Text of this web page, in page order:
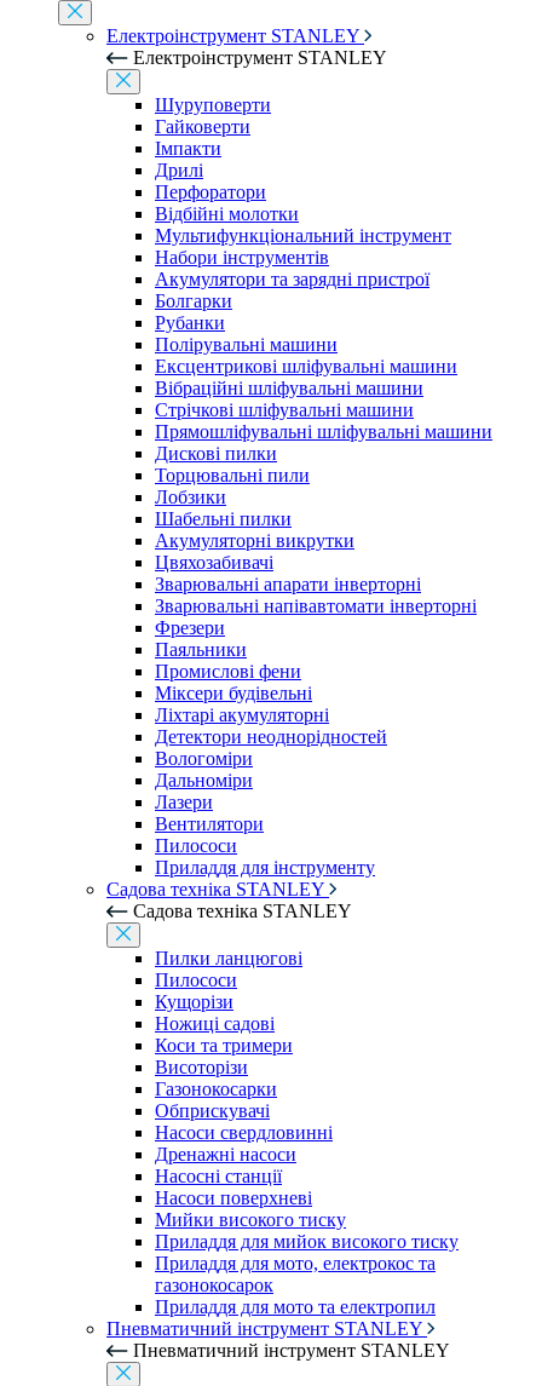
Електроінструмент STANLEY
Електроінструмент STANLEY
Шуруповерти
Гайковерти
Імпакти
Дрилі
Перфоратори
Відбійні молотки
Мультифункціональний інструмент
Набори інструментів
Акумулятори та зарядні пристрої
Болгарки
Рубанки
Полірувальні машини
Ексцентрикові шліфувальні машини
Вібраційні шліфувальні машини
Стрічкові шліфувальні машини
Прямошліфувальні шліфувальні машини
Дискові пилки
Торцювальні пили
Лобзики
Шабельні пилки
Акумуляторні викрутки
Цвяхозабивачі
Зварювальні апарати інверторні
Зварювальні напівавтомати інверторні
Фрезери
Паяльники
Промислові фени
Міксери будівельні
Ліхтарі акумуляторні
Детектори неоднорідностей
Вологоміри
Дальноміри
Лазери
Вентилятори
Пилососи
Приладдя для інструменту
Садова техніка STANLEY
Садова техніка STANLEY
Пилки ланцюгові
Пилососи
Кущорізи
Ножиці садові
Коси та тримери
Висоторізи
Газонокосарки
Обприскувачі
Насоси свердловинні
Дренажні насоси
Насосні станції
Насоси поверхневі
Мийки високого тиску
Приладдя для мийок високого тиску
Приладдя для мото, електрокос та
газонокосарок
Приладдя для мото та електропил
Пневматичний інструмент STANLEY
Пневматичний інструмент STANLEY